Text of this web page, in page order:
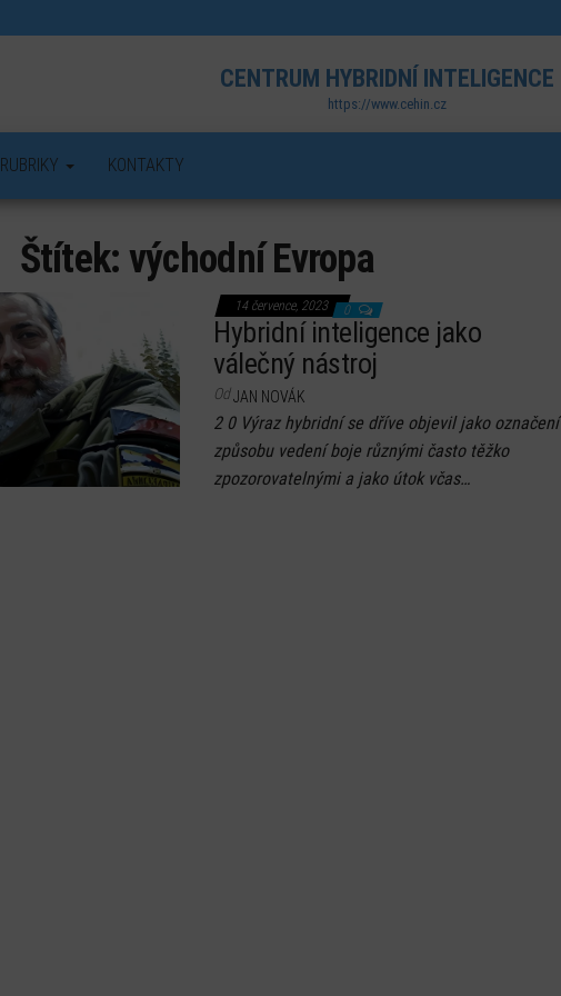
CENTRUM HYBRIDNÍ INTELIGENCE
https://www.cehin.cz
RUBRIKY KONTAKTY
Štítek: východní Evropa
14 července, 2023 0
Hybridní inteligence jako
válečný nástroj
OdJAN NOVÁK
2 0 Výraz hybridní se dříve objevil jako označení
způsobu vedení boje různými často těžko
zpozorovatelnými a jako útok včas…